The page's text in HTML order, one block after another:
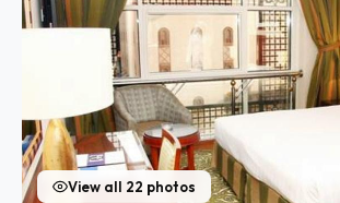
View all 22 photos